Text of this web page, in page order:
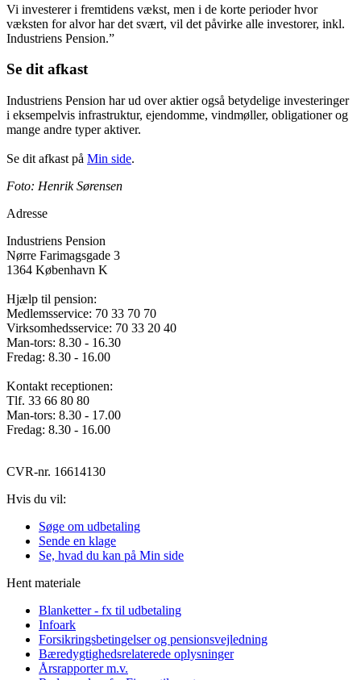
Vi investerer i fremtidens vækst, men i de korte perioder hvor
væksten for alvor har det svært, vil det påvirke alle investorer, inkl.
Industriens Pension.”
Se dit afkast
Industriens Pension har ud over aktier også betydelige investeringer
i eksempelvis infrastruktur, ejendomme, vindmøller, obligationer og
mange andre typer aktiver.
Se dit afkast på Min side.
Foto: Henrik Sørensen
Adresse
Industriens Pension
Nørre Farimagsgade 3
1364 København K
Hjælp til pension:
Medlemsservice: 70 33 70 70
Virksomhedsservice: 70 33 20 40
Man-tors: 8.30 - 16.30
Fredag: 8.30 - 16.00
Kontakt receptionen:
Tlf. 33 66 80 80
Man-tors: 8.30 - 17.00
Fredag: 8.30 - 16.00
CVR-nr. 16614130
Hvis du vil:
Søge om udbetaling
Sende en klage
Se, hvad du kan på Min side
Hent materiale
Blanketter - fx til udbetaling
Infoark
Forsikringsbetingelser og pensionsvejledning
Bæredygtighedsrelaterede oplysninger
Årsrapporter m.v.